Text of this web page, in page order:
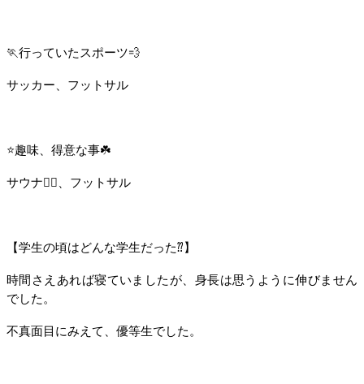
🏃‍行っていたスポーツ💨
サッカー、フットサル
⭐️趣味、得意な事☘️
サウナ🧖‍♀️、フットサル
【学生の頃はどんな学生だった⁇】
時間さえあれば寝ていましたが、身長は思うように伸びません
でした。
不真面目にみえて、優等生でした。